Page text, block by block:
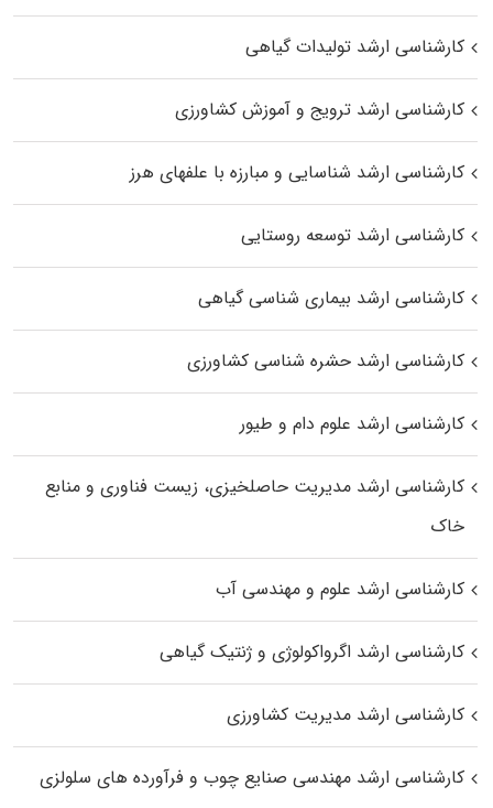
کارشناسی ارشد تولیدات گیاهی
کارشناسی ارشد ترویج و آموزش کشاورزی
کارشناسی ارشد شناسایی و مبارزه با علفهای هرز
کارشناسی ارشد توسعه روستایی
کارشناسی ارشد بیماری‌ شناسی گیاهی
کارشناسی ارشد حشره‌ شناسی کشاورزی
کارشناسی ارشد علوم دام و طیور
کارشناسی ارشد مدیریت حاصلخیزی، زیست فناوری و منابع
خاک
کارشناسی ارشد علوم و مهندسی آب
کارشناسی ارشد اگرواکولوژی و ژنتیک گیاهی
کارشناسی ارشد مدیریت کشاورزی
کارشناسی ارشد مهندسی صنایع چوب و فرآورده‌ های سلولزی